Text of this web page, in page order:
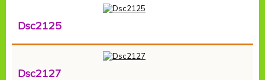
Dsc2125
Dsc2127